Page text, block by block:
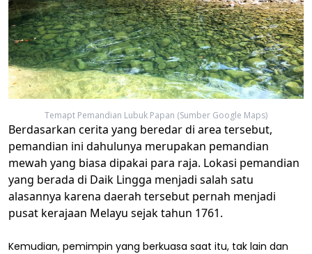
Temapt Pemandian Lubuk Papan (Sumber Google Maps)
Berdasarkan cerita yang beredar di area tersebut,
pemandian ini dahulunya merupakan pemandian
mewah yang biasa dipakai para raja. Lokasi pemandian
yang berada di Daik Lingga menjadi salah satu
alasannya karena daerah tersebut pernah menjadi
pusat kerajaan Melayu sejak tahun 1761.
Kemudian, pemimpin yang berkuasa saat itu, tak lain dan